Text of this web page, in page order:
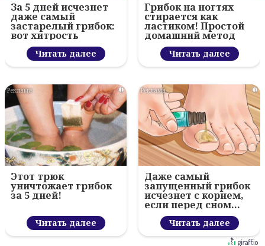
За 5 дней исчезнет
даже самый
застарелый грибок:
вот хитрость
Читать далее
Грибок на ногтях
стирается как
ластиком! Простой
домашний метод
Читать далее
i
Этот трюк
уничтожает грибок
за 5 дней!
Читать далее
i
Даже самый
запущенный грибок
исчезнет с корнем,
если перед сном…
Читать далее